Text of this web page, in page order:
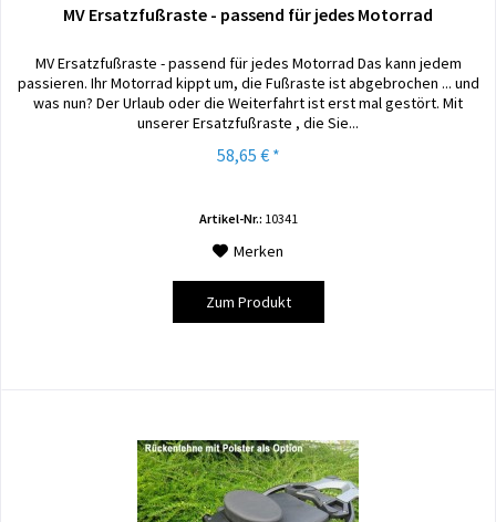
MV Ersatzfußraste - passend für jedes Motorrad
MV Ersatzfußraste - passend für jedes Motorrad Das kann jedem
passieren. Ihr Motorrad kippt um, die Fußraste ist abgebrochen ... und
was nun? Der Urlaub oder die Weiterfahrt ist erst mal gestört. Mit
unserer Ersatzfußraste , die Sie...
58,65 € *
Artikel-Nr.: 10341
Merken
Zum Produkt